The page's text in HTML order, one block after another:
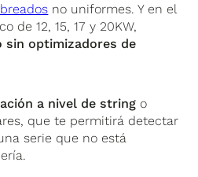
no uniformes. Y en el
de 12, 15, 17 y 20KW,
sin optimizadores de
a nivel de string o
que te permitirá detectar
serie que no está